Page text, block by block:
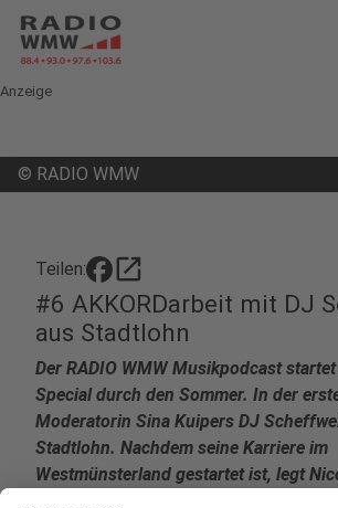
Anzeige
© RADIO WMW
Teilen: open_in_new
#6 AKKORDarbeit mit DJ
aus Stadtlohn
Der RADIO WMW Musikpodcast
Special durch den Sommer. In der
Moderatorin Sina Kuipers DJ
Stadtlohn. Nachdem seine Karriere im
Westmünsterland gestartet ist, legt